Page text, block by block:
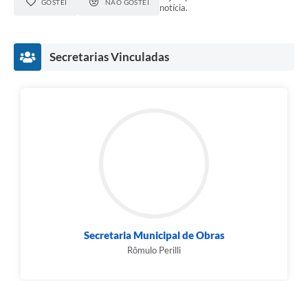
GOSTEI NÃO GOSTEI
notícia.
Secretarias Vinculadas
Secretaria Municipal de Obras
Rômulo Perilli